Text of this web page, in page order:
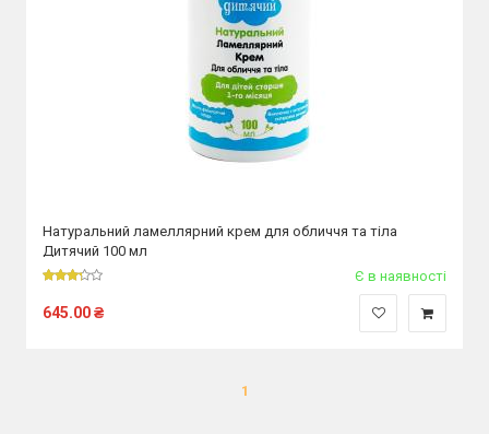
Натуральний ламеллярний крем для обличчя та тіла
Дитячий 100 мл
Є в наявності
645.00₴
1